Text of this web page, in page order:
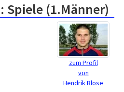
Spiele (1.Männer)
zum Profil
von
Hendrik Blose